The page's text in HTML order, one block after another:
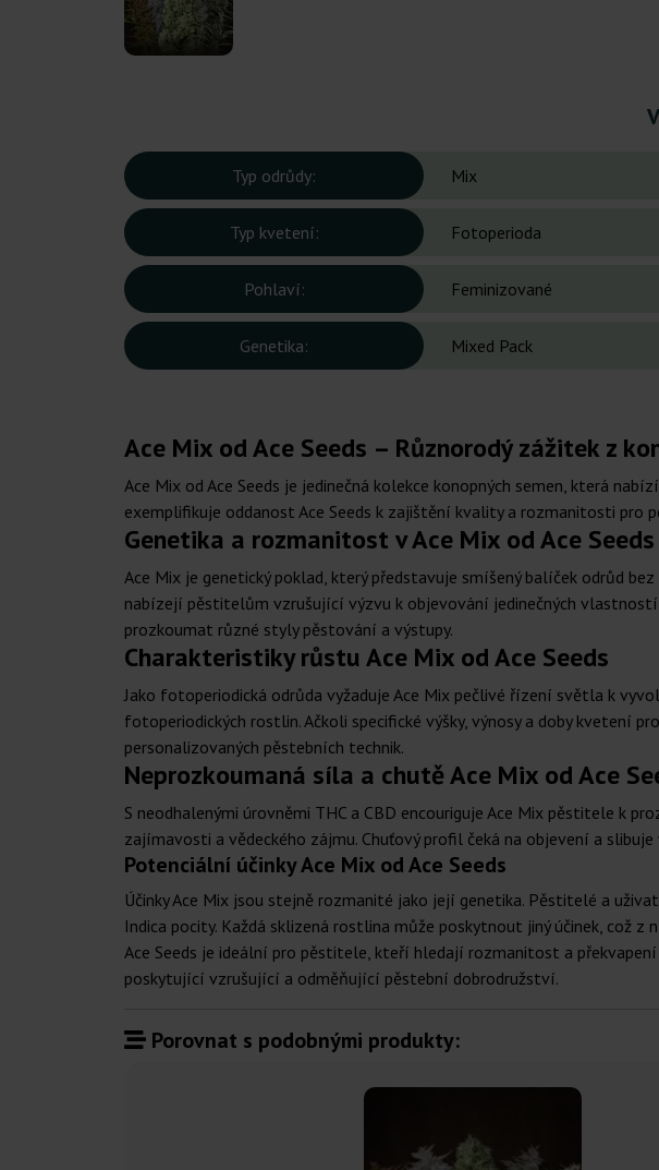
Typ odrůdy: Mix
Typ kvetení: Fotoperioda
Pohlaví: Feminizované
Genetika: Mixed Pack
Ace Mix od Ace Seeds – Různorodý zážitek z
Ace Mix od Ace Seeds je jedinečná kolekce konopných semen, která
exemplifikuje oddanost Ace Seeds k zajištění kvality a rozmanitosti pro
Genetika a rozmanitost v Ace Mix od Ace Seeds
Ace Mix je genetický poklad, který představuje smíšený balíček odrůd
nabízejí pěstitelům vzrušující výzvu k objevování jedinečných
prozkoumat různé styly pěstování a výstupy.
Charakteristiky růstu Ace Mix od Ace Seeds
Jako fotoperiodická odrůda vyžaduje Ace Mix pečlivé řízení světla k
fotoperiodických rostlin. Ačkoli specifické výšky, výnosy a doby kvetení
personalizovaných pěstebních technik.
Neprozkoumaná síla a chutě Ace Mix od Ace
S neodhalenými úrovněmi THC a CBD encouriguje Ace Mix pěstitele k
zajímavosti a vědeckého zájmu. Chuťový profil čeká na objevení a
Potenciální účinky Ace Mix od Ace Seeds
Účinky Ace Mix jsou stejně rozmanité jako její genetika. Pěstitelé a
Indica pocity. Každá sklizená rostlina může poskytnout jiný účinek, což
Ace Seeds je ideální pro pěstitele, kteří hledají rozmanitost a
poskytující vzrušující a odměňující pěstební dobrodružství.
Porovnat s podobnými produkty: